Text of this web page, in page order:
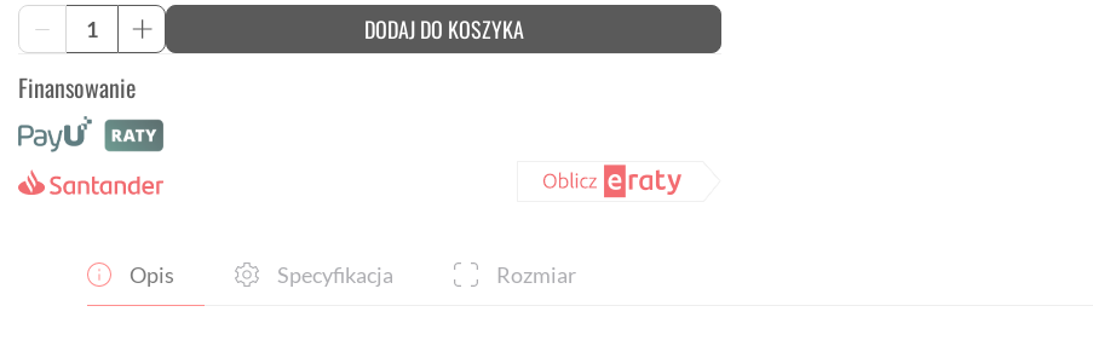
-
ilość
Trek
1
rama
wysokim
przekrokiem
+ DODAJ DO KOSZYKA
Finansowanie
Opis Specyfikacja Rozmiar